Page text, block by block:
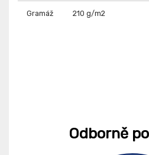
Gramáž 210 g/m2
Odborně